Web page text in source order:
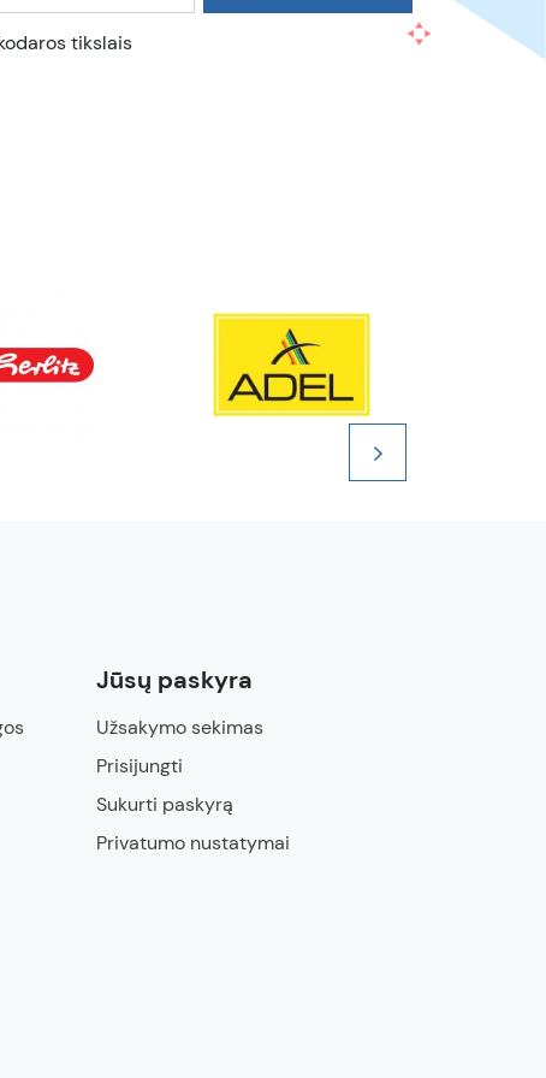
Kviečiame užsukti pas mus – „Dolovijos“
konkurencingas kainas ir pagalbą renkantis
tikslais
Jūsų paskyra
Užsakymo sekimas
Prisijungti
Sukurti paskyrą
Privatumo nustatymai